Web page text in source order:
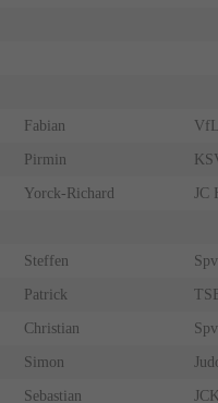
Fabian
Pirmin
Yorck-Richard JC
Steffen
Patrick
Christian
Simon
Sebastian